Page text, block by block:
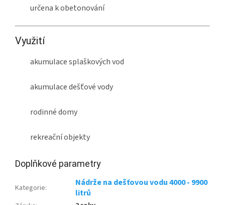
určena k obetonování
Využití
akumulace splaškových vod
akumulace dešťové vody
rodinné domy
rekreační objekty
Doplňkové parametry
Kategorie:
Nádrže na dešťovou vodu 4000 - 9900
litrů